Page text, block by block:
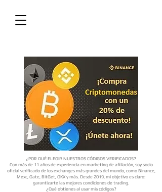
¿POR QUÉ ELEGIR NUESTROS CÓDIGOS VERIFICADOS?
Con más de 11 años de experiencia en marketing de afiliación, soy socio
oficial verificado de los exchanges más grandes del mundo, como Binance,
Mexc, Gate, BitGet, OKX y más. Desde 2019, mi objetivo es claro:
garantizarte las mejores condiciones de trading.
¿Qué obtienes al usar mis códigos?